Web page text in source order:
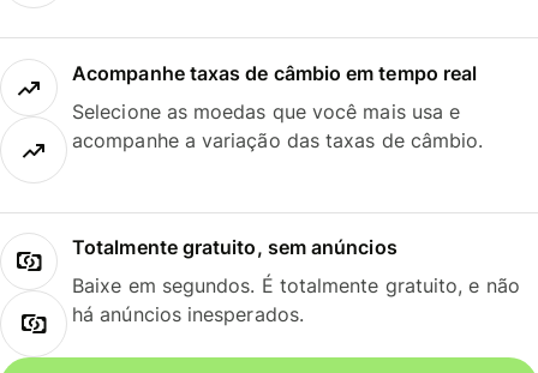
Acompanhe taxas de câmbio em tempo real
Selecione as moedas que você mais usa e
acompanhe a variação das taxas de câmbio.
Totalmente gratuito, sem anúncios
Baixe em segundos. É totalmente gratuito, e não
há anúncios inesperados.